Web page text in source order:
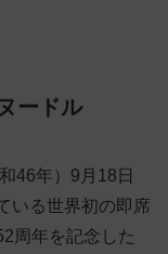
ードル
46年）9月18日
いる世界初の即席
周年を記念した